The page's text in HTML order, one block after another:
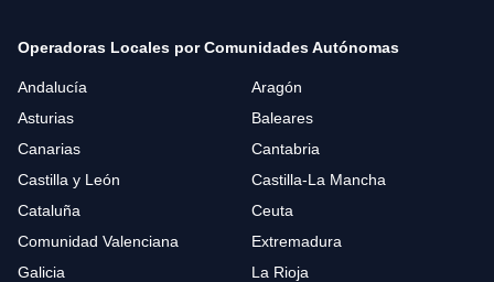
Operadoras Locales por Comunidades Autónomas
Andalucía
Aragón
Asturias
Baleares
Canarias
Cantabria
Castilla y León
Castilla-La Mancha
Cataluña
Ceuta
Comunidad Valenciana
Extremadura
Galicia
La Rioja